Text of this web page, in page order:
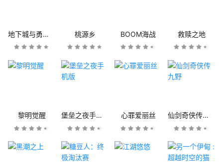
地下城与勇士M 桃源乡 BOOM海战 救赎之地
黎明觉醒 堡垒之夜手机版 心罪爱丽丝 仙剑奇侠传九野